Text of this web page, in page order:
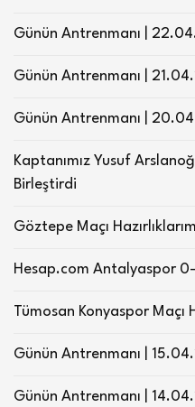
Günün Antrenmanı |
Günün Antrenmanı |
Günün Antrenmanı |
Kaptanımız Yusuf
Birleştirdi
Göztepe Maçı
Hesap.com Antalyaspor
Tümosan Konyaspor Maçı
Günün Antrenmanı |
Günün Antrenmanı |